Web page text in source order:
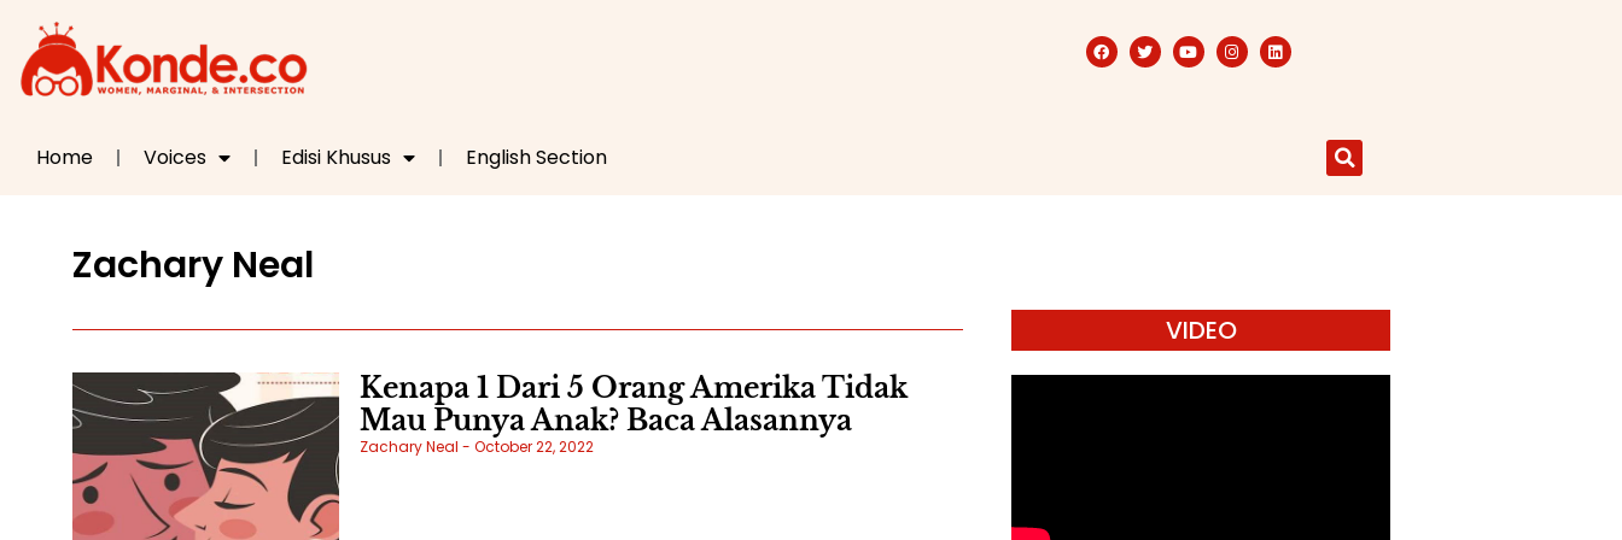
Home Voices Edisi Khusus English Section
Zachary Neal
Kenapa 1 Dari 5 Orang Amerika Tidak
Mau Punya Anak? Baca Alasannya
Zachary Neal October 22, 2022
VIDEO